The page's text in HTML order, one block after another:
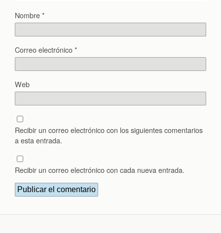
Nombre*
Correo electrónico*
Web
Recibir un correo electrónico con los siguientes comentarios
a esta entrada.
Recibir un correo electrónico con cada nueva entrada.